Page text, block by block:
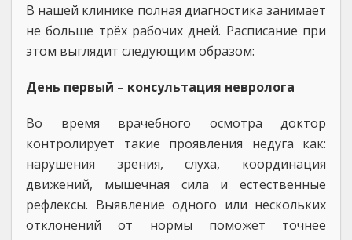
В нашей клинике полная диагностика занимает
не больше трёх рабочих дней. Расписание при
этом выглядит следующим образом:
День первый – консультация невролога
Во время врачебного осмотра доктор
контролирует такие проявления недуга как:
нарушения зрения, слуха, координация
движений, мышечная сила и естественные
рефлексы. Выявление одного или нескольких
отклонений от нормы поможет точнее